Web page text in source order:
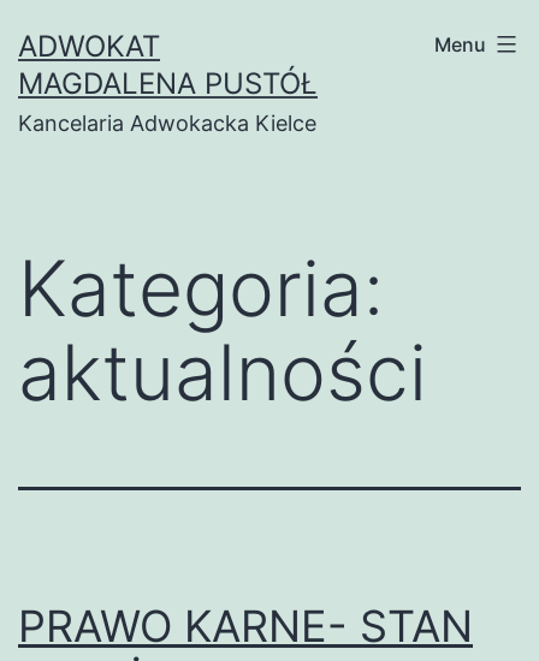
do
treści
ADWOKAT
MAGDALENA PUSTÓŁ
Kancelaria Adwokacka Kielce
Menu
Kategoria:
aktualności
PRAWO KARNE- STAN